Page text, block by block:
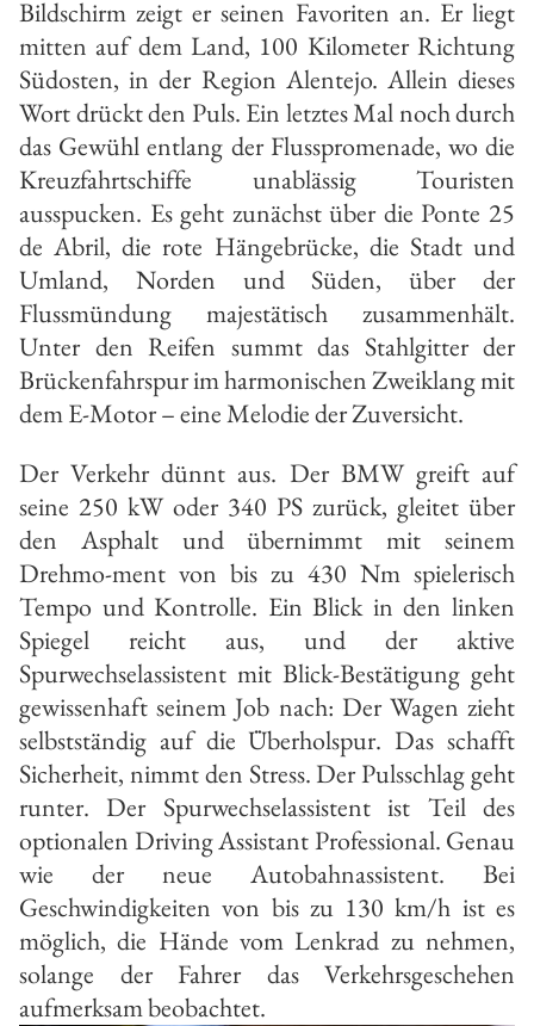
Bildschirm zeigt er seinen Favoriten an. Er liegt
mitten auf dem Land, 100 Kilometer Richtung
Südosten, in der Region Alentejo. Allein dieses
Wort drückt den Puls. Ein letztes Mal noch durch
das Ge­wühl entlang der Flusspromenade, wo die
Kreuzfahrtschiffe unablässig Touristen
ausspucken. Es geht zunächst über die Ponte 25
de Abril, die rote Hän­gebrücke, die Stadt und
Umland, Nor­den und Süden, über der
Flussmündung majestätisch zusammenhält.
Unter den Reifen summt das Stahlgitter der
Brückenfahrspur im harmonischen Zweiklang mit
dem E­-Motor – eine Melodie der Zuversicht.
Der Verkehr dünnt aus. Der BMW greift auf
seine 250 kW oder 340 PS zurück, gleitet über
den Asphalt und übernimmt mit seinem
Drehmo-ment von bis zu 430 Nm spielerisch
Tempo und Kontrolle. Ein Blick in den linken
Spiegel reicht aus, und der aktive
Spurwechselassistent mit Blick-Bestätigung geht
gewissenhaft seinem Job nach: Der Wagen zieht
selbstständig auf die Überholspur. Das schafft
Sicherheit, nimmt den Stress. Der Pulsschlag geht
runter. Der Spurwechselassistent ist Teil des
optionalen Driving Assistant Professional. Genau
wie der neue Autobahnassistent. Bei
Geschwindigkeiten von bis zu 130 km/h ist es
möglich, die Hände vom Lenkrad zu nehmen,
solange der Fahrer das Verkehrsgeschehen
aufmerksam beobachtet.